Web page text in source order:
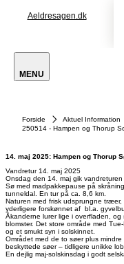
Aeldresagen.dk
MENU
Forside Aktuel Information
250514 - Hampen og Thorup
14. maj 2025: Hampen og Thorup
Vandretur 14. maj 2025
Onsdag den 14. maj gik
Sø med madpakkepause på
tunneldal. En tur på ca. 8,6 km.
Naturen med frisk udsprungne
yderligere forskønnet af bl.a.
Åkanderne lurer lige i overfladen,
blomster. Det store område med
og et smukt syn i solskinnet.
Området med de to søer plus
beskyttede søer – tidligere unikke
En dejlig maj-solskinsdag i godt